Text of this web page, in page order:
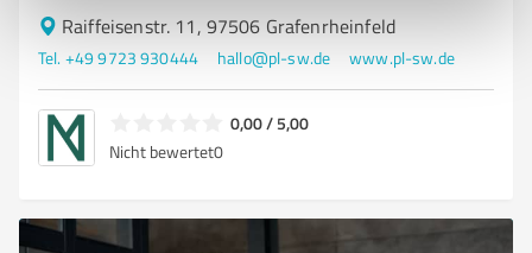
Raiffeisenstr. 11, 97506 Grafenrheinfeld
Tel. +49 9723 930444 hallo@pl-sw.de www.pl-sw.de
0,00 / 5,00
Nicht bewertet0